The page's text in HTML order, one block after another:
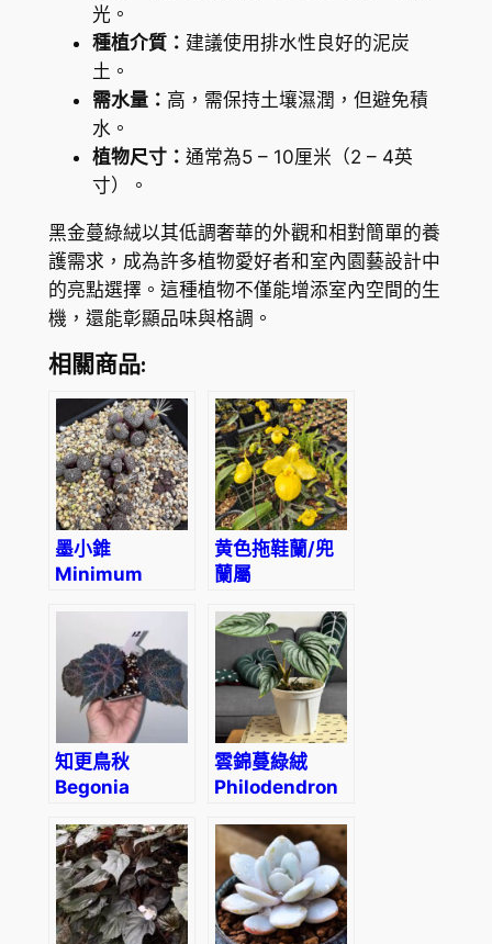
n
(
P
h
i
d
e
n
d
o
n
n
o
h
y
s
光。
種植介質： 建議使用排水性良好的泥炭
土。
需水量： 高，需保持土壤濕潤，但避免積
水。
植物尺寸： 通常為5 – 10厘米（2 – 4英
寸）。
黑金蔓綠絨以其低調奢華的外觀和相對簡單的養
護需求，成為許多植物愛好者和室內園藝設計中
的亮點選擇。這種植物不僅能增添室內空間的生
機，還能彰顯品味與格調。
相關商品:
墨小錐
Minimum
黄色拖鞋蘭/兜
蘭屬
(Yellow)
知更鳥秋
Begonia
雲錦蔓綠絨
Philodendron